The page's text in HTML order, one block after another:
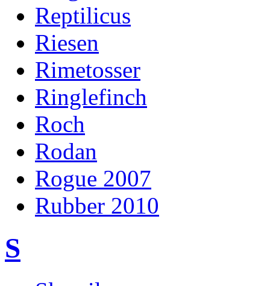
Reptilicus
Riesen
Rimetosser
Ringlefinch
Roch
Rodan
Rogue 2007
Rubber 2010
S